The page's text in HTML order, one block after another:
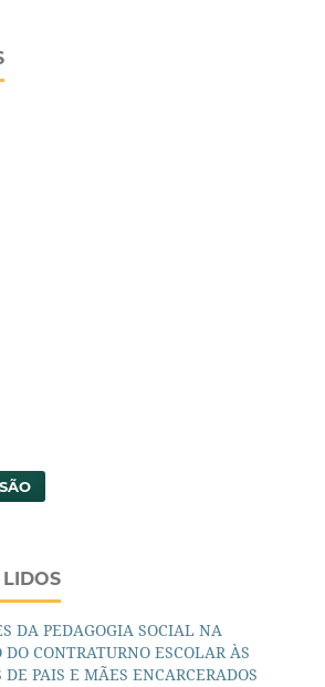
DA PEDAGOGIA SOCIAL NA
CONTRATURNO ESCOLAR ÀS
PAIS E MÃES ENCARCERADOS